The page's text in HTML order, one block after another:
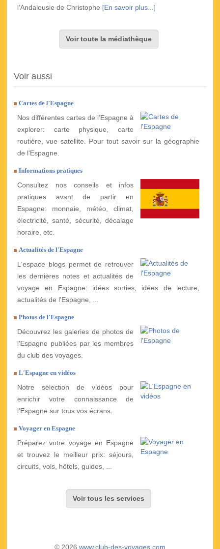
l’Andalousie de Christophe [En savoir plus...]
Voir toute la médiathèque
Voir aussi
Cartes de l'Espagne
Nos différentes cartes de l'Espagne à
explorer: carte physique, carte
routière, vue satellite. Pour tout savoir sur la géographie
de l'Espagne.
Informations pratiques
Consultez nos conseils et infos
pratiques avant de partir en
Espagne: monnaie, météo, climat,
électricité, santé, sécurité, décalage
horaire, etc.
Actualités de l'Espagne
L'espace blogs permet de retrouver
les dernières notes et actualités de
voyage en Espagne: idées sorties, idées de lecture,
actualités de l'Espagne, ...
Photos de l'Espagne
Découvrez les galeries de photos de
l'Espagne publiées par les membres
du club des voyages.
L'Espagne en vidéos
Notre sélection de vidéos pour
enrichir votre connaissance de
l'Espagne sur tous vos écrans.
Voyager en Espagne
Préparez votre voyage en Espagne
et trouvez le meilleur prix: séjours,
circuits, vols, hôtels, guides, ...
Voir tous les services
© 2026 www.club-des-voyages.com